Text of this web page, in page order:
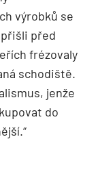
výrobků se
před
frézovaly
schodiště.
jenže
do